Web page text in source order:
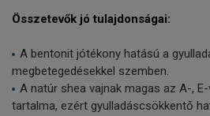
Összetevők jó tulajdonságai:
A bentonit jótékony hatású a
megbetegedésekkel szemben.
A natúr shea vajnak magas az A-,
tartalma, ezért gyulladáscsökkentő